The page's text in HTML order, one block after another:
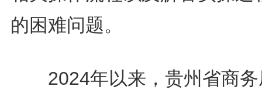
的困难问题。
2024年以来，贵州省商务